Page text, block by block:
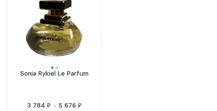
Sonia Rykiel Le Parfum
3 784 ₽ - 5 676 ₽